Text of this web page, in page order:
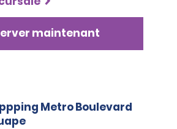
maintenant
Metro Boulevard